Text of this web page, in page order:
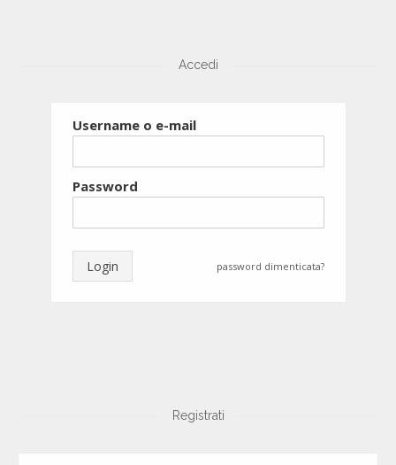
Accedi
Username o e-mail
Password
password dimenticata?
Login
Registrati